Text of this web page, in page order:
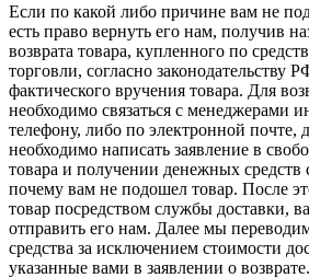
Если по какой либо причине вам не
есть право вернуть его нам, получив
возврата товара, купленного по
торговли, согласно законодательству
фактического вручения товара. Для
необходимо связаться с менеджерами
телефону, либо по электронной почте,
необходимо написать заявление в
товара и получении денежных
почему вам не подошел товар. После
товар посредством службы доставки,
отправить его нам. Далее мы
средства за исключением стоимости
указанные вами в заявлении о возврате.